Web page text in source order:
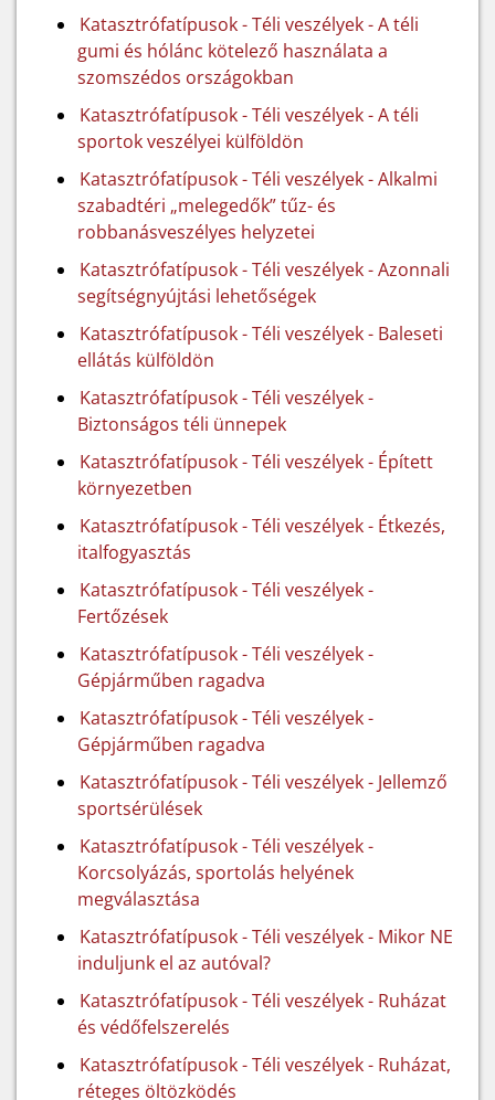
Katasztrófatípusok - Téli veszélyek - A téli
gumi és hólánc kötelező használata a
szomszédos országokban
Katasztrófatípusok - Téli veszélyek - A téli
sportok veszélyei külföldön
Katasztrófatípusok - Téli veszélyek - Alkalmi
szabadtéri „melegedők” tűz- és
robbanásveszélyes helyzetei
Katasztrófatípusok - Téli veszélyek - Azonnali
segítségnyújtási lehetőségek
Katasztrófatípusok - Téli veszélyek - Baleseti
ellátás külföldön
Katasztrófatípusok - Téli veszélyek -
Biztonságos téli ünnepek
Katasztrófatípusok - Téli veszélyek - Épített
környezetben
Katasztrófatípusok - Téli veszélyek - Étkezés,
italfogyasztás
Katasztrófatípusok - Téli veszélyek -
Fertőzések
Katasztrófatípusok - Téli veszélyek -
Gépjárműben ragadva
Katasztrófatípusok - Téli veszélyek -
Gépjárműben ragadva
Katasztrófatípusok - Téli veszélyek - Jellemző
sportsérülések
Katasztrófatípusok - Téli veszélyek -
Korcsolyázás, sportolás helyének
megválasztása
Katasztrófatípusok - Téli veszélyek - Mikor NE
induljunk el az autóval?
Katasztrófatípusok - Téli veszélyek - Ruházat
és védőfelszerelés
Katasztrófatípusok - Téli veszélyek - Ruházat,
réteges öltözködés